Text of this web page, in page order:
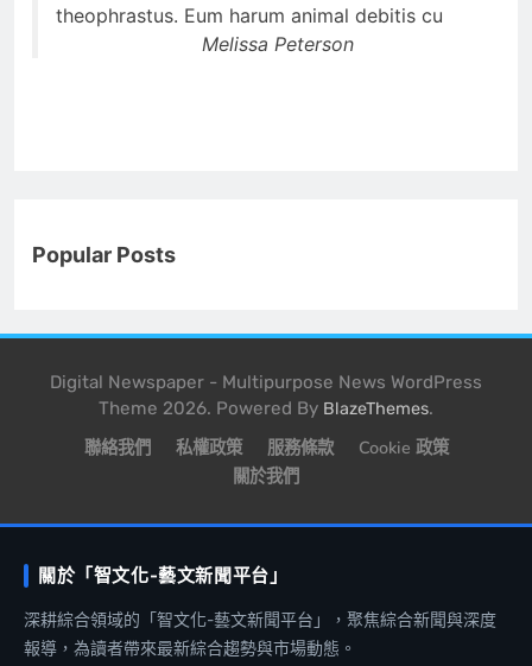
theophrastus. Eum harum animal debitis cu
Melissa Peterson
Popular Posts
Digital Newspaper - Multipurpose News WordPress
Theme 2026. Powered By BlazeThemes.
聯絡我們 私權政策 服務條款
Cookie 政策
關於我們
關於「智文化-藝文新聞平台」
深耕綜合領域的「智文化-藝文新聞平台」，聚焦綜合新聞與深度
報導，為讀者帶來最新綜合趨勢與市場動態。